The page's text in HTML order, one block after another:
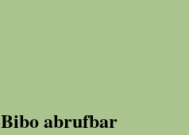
abrufbar